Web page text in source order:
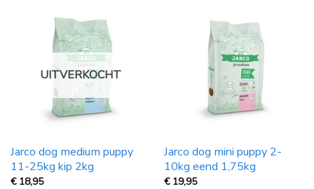
UITVERKOCHT
Jarco dog medium puppy
11-25kg kip 2kg
€ 18,95
Jarco dog mini puppy 2-
10kg eend 1,75kg
€ 19,95